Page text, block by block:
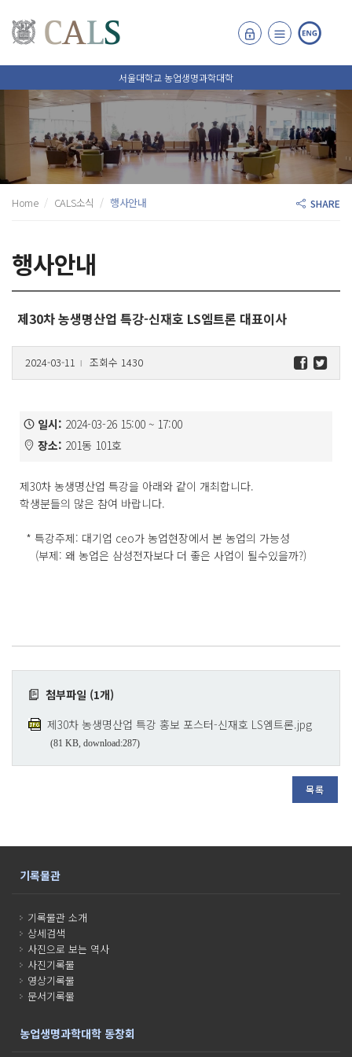
서울대학교 농업생명과학대학
Home CALS소식 행사안내 SHARE
행사안내
제30차 농생명산업 특강-신재호 LS엠트론 대표이사
2024-03-11 l 조회수 1430
일시: 2024-03-26 15:00 ~ 17:00
장소: 201동 101호
제30차 농생명산업 특강을 아래와 같이 개최합니다.
학생분들의 많은 참여 바랍니다.
* 특강주제: 대기업 ceo가 농업현장에서 본 농업의 가능성
(부제: 왜 농업은 삼성전자보다 더 좋은 사업이 될수있을까?)
첨부파일 (1개)
제30차 농생명산업 특강 홍보 포스터-신재호 LS엠트론.jpg
(81 KB, download:287)
목록
기록물관
기록물관 소개
상세검색
사진으로 보는 역사
사진기록물
영상기록물
문서기록물
농업생명과학대학 동창회